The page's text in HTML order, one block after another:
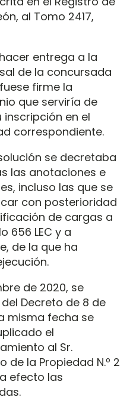
al Tomo 2417,
entrega a la
de la concursada
firme la
que serviría de
en el
correspondiente.
se decretaba
las anotaciones e
incluso las que se
con posterioridad
de cargas a
656 LEC y a
de la que ha
de 2020, se
Decreto de 8 de
misma fecha se
el
al Sr.
de la Propiedad N.º 2
efecto las